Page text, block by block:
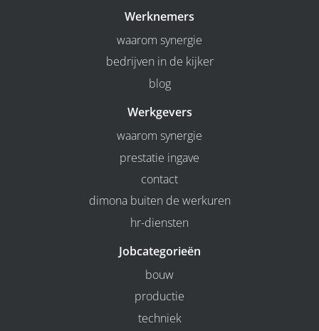
Werknemers
waarom synergie
bedrijven in de kijker
blog
Werkgevers
waarom synergie
prestatie ingave
contact
dimona buiten de werkuren
hr-diensten
Jobcategorieën
bouw
productie
techniek